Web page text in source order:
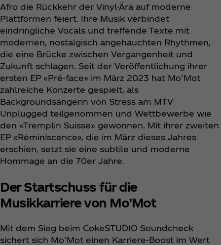
Afro die Rückkehr der Vinyl-Ära auf moderne
Plattformen feiert. Ihre Musik verbindet
eindringliche Vocals und treffende Texte mit
modernen, nostalgisch angehauchten Rhythmen,
die eine Brücke zwischen Vergangenheit und
Zukunft schlagen. Seit der Veröffentlichung ihrer
ersten EP «Pré-face» im März 2023 hat Mo’Mot
zahlreiche Konzerte gespielt, als
Backgroundsängerin von Stress am MTV
Unplugged teilgenommen und Wettbewerbe wie
den «Tremplin Suisse» gewonnen. Mit ihrer zweiten
EP «Réminiscence», die im März dieses Jahres
erschien, setzt sie eine subtile und moderne
Hommage an die 70er Jahre.
Der Startschuss für die
Musikkarriere von Mo’Mot
Mit dem Sieg beim CokeSTUDIO Soundcheck
sichert sich Mo’Mot einen Karriere-Boost im Wert